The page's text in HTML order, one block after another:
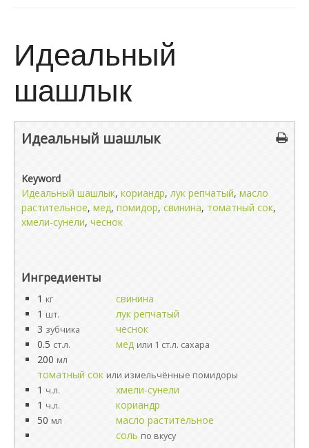
Идеальный
шашлык
Идеальный шашлык
Keyword
Идеальный шашлык, кориандр, лук репчатый, масло
растительное, мед, помидор, свинина, томатный сок,
хмели-сунели, чеснок
Ингредиенты
1 кг
свинина
1 шт.
лук репчатый
3 зубчика
чеснок
0.5 ст.л. мед или 1 ст.л. сахара
200 мл
томатный сок или измельчённые помидоры
1 ч.л.
хмели-сунели
1 ч.л.
кориандр
50 мл
масло растительное
соль по вкусу